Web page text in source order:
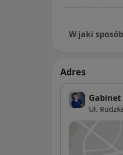
W jaki
Adres
Gabinet
Ul.